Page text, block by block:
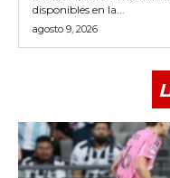
disponibles en la...
agosto 9, 2026